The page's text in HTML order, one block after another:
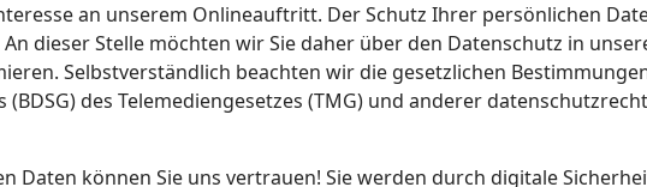
an unserem Onlineauftritt. Der Schutz Ihrer persönlichen
dieser Stelle möchten wir Sie daher über den Datenschutz in
Selbstverständlich beachten wir die gesetzlichen
(BDSG) des Telemediengesetzes (TMG) und anderer
Daten können Sie uns vertrauen! Sie werden durch digitale